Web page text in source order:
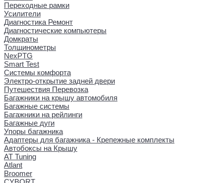
Переходные рамки
Усилители
Диагностика Ремонт
Диагностические компьютеры
Домкраты
Толщинометры
NexPTG
Smart Test
Системы комфорта
Электро-открытие задней двери
Путешествия Перевозка
Багажники на крышу автомобиля
Багажные системы
Багажники на рейлинги
Багажные дуги
Упоры багажника
Адаптеры для багажника - Крепежные комплекты
Автобоксы на Крышу
AT Tuning
Atlant
Broomer